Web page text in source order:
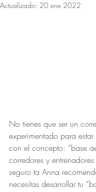
Actualizado: 20 ene 2022
No tienes que ser un
experimentado para
con el concepto: “base
corredores y
seguro ta Anna
necesitas desarrollar tu